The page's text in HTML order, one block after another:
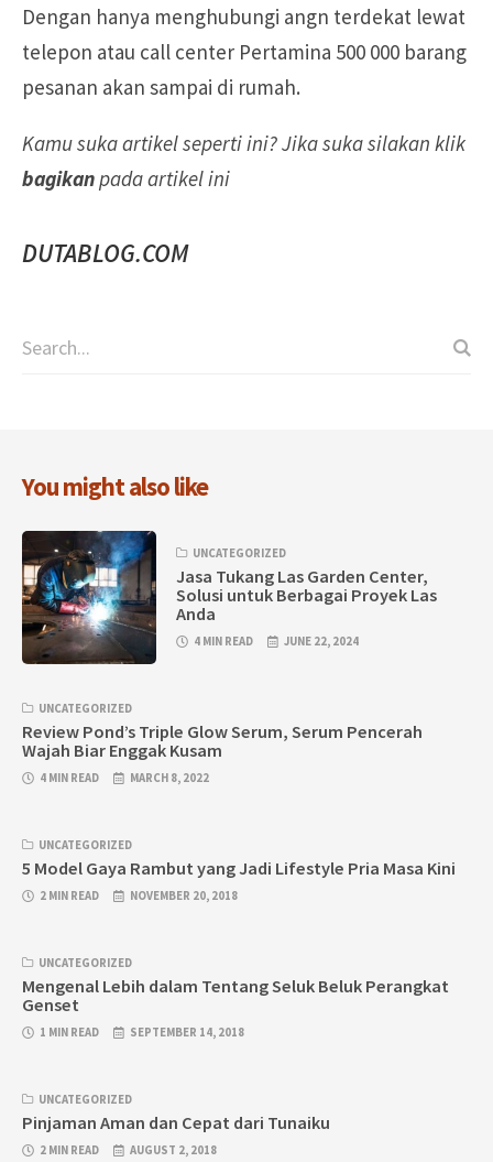
Dengan hanya menghubungi angn terdekat lewat
telepon atau call center Pertamina 500 000 barang
pesanan akan sampai di rumah.
Kamu suka artikel seperti ini? Jika suka silakan klik
bagikanpada artikel ini
DUTABLOG.COM
You might also like
UNCATEGORIZED
Jasa Tukang Las Garden Center,
Solusi untuk Berbagai Proyek Las
Anda
4 MIN READ JUNE 22, 2024
UNCATEGORIZED
Review Pond’s Triple Glow Serum, Serum Pencerah
Wajah Biar Enggak Kusam
4 MIN READ MARCH 8, 2022
UNCATEGORIZED
5 Model Gaya Rambut yang Jadi Lifestyle Pria Masa Kini
2 MIN READ NOVEMBER 20, 2018
UNCATEGORIZED
Mengenal Lebih dalam Tentang Seluk Beluk Perangkat
Genset
1 MIN READ SEPTEMBER 14, 2018
UNCATEGORIZED
Pinjaman Aman dan Cepat dari Tunaiku
2 MIN READ AUGUST 2, 2018